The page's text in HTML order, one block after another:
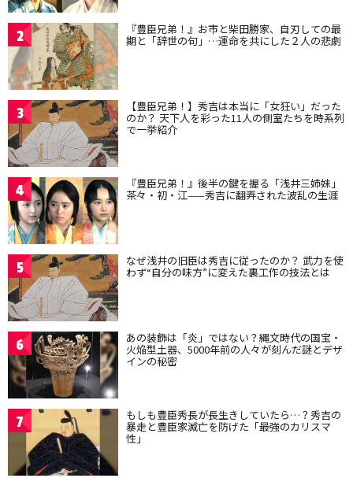
2 『豊臣兄弟！』お市と柴田勝家、自刃しての最
期と「辞世の句」…運命を共にした２人の悲劇
3 【豊臣兄弟！】秀吉は本当に「女狂い」だった
のか？ 天下人を彩った11人の側室たちを時系列
で一挙紹介
4 『豊臣兄弟！』後半の鍵を握る「浅井三姉妹」
茶々・初・江——秀吉に翻弄された波乱の生涯
5 なぜ浅井の旧臣は秀吉に従ったのか？ 武力を使
わず“自分の味方”に変えた裏工作の技法とは
6 あの装飾は「炎」ではない？縄文時代の国宝・
火焔型土器、5000年前の人々が刻んだ謎とデザ
インの秘密
7 もしも豊臣秀長が長生きしていたら…？秀吉の
暴走と豊臣家滅亡を防げた「最強のカリスマ
性」